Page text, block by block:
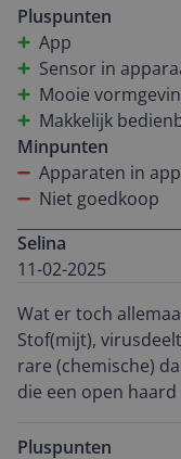
te stellen. De app
voordat de
wordt dat nog
in no time
apparaat ook
zien. Echt mooie
apparaat dat zijn
Pluspunten
App
Sensor in
Mooie
Makkelijk
Minpunten
Apparaten in
Niet goedkoop
Selina
11-02-2025
Wat er toch
Stof(mijt),
rare (chemische)
die een open
mooie, ovale, niet
Pluspunten